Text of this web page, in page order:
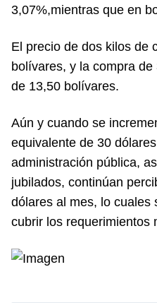
3,07%,mientras que en
El precio de dos kilos de
bolívares, y la compra
de 13,50 bolívares.
Aún y cuando se
equivalente de 30
administración pública,
jubilados, continúan
dólares al mes, lo cuales
cubrir los requerimientos